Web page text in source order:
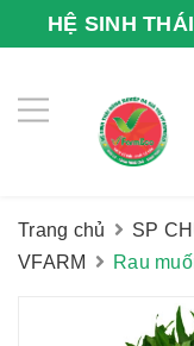
HỆ SINH
Trang chủ
SP
VFARM
Rau